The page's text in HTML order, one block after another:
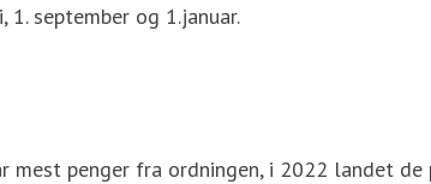
september og 1.januar.
mest penger fra ordningen, i 2022 landet